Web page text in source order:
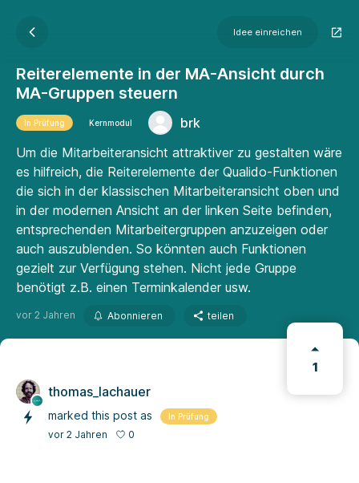
Idee einreichen
Reiterelemente in der MA-Ansicht durch
MA-Gruppen steuern
In Prüfung Kernmodul
brk
Um die Mitarbeiteransicht attraktiver zu gestalten wäre
es hilfreich, die Reiterelemente der Qualido-Funktionen
die sich in der klassischen Mitarbeiteransicht oben und
in der modernen Ansicht an der linken Seite befinden,
entsprechenden Mitarbeitergruppen anzuzeigen oder
auch auszublenden. So könnten auch Funktionen
gezielt zur Verfügung stehen. Nicht jede Gruppe
benötigt z.B. einen Terminkalender usw.
vor 2 Jahren Abonnieren teilen
1
thomas_lachauer
marked this post as In Prüfung
vor 2 Jahren 0